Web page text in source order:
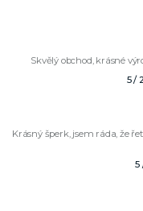
Skvělý obchod, krásné
5 /
Krásný šperk, jsem ráda, že
5